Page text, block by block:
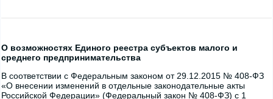
О возможностях Единого реестра субъектов малого и
среднего предпринимательства
В соответствии с Федеральным законом от 29.12.2015 № 408-ФЗ
«О внесении изменений в отдельные законодательные акты
Российской Федерации» (Федеральный закон № 408-ФЗ) с 1